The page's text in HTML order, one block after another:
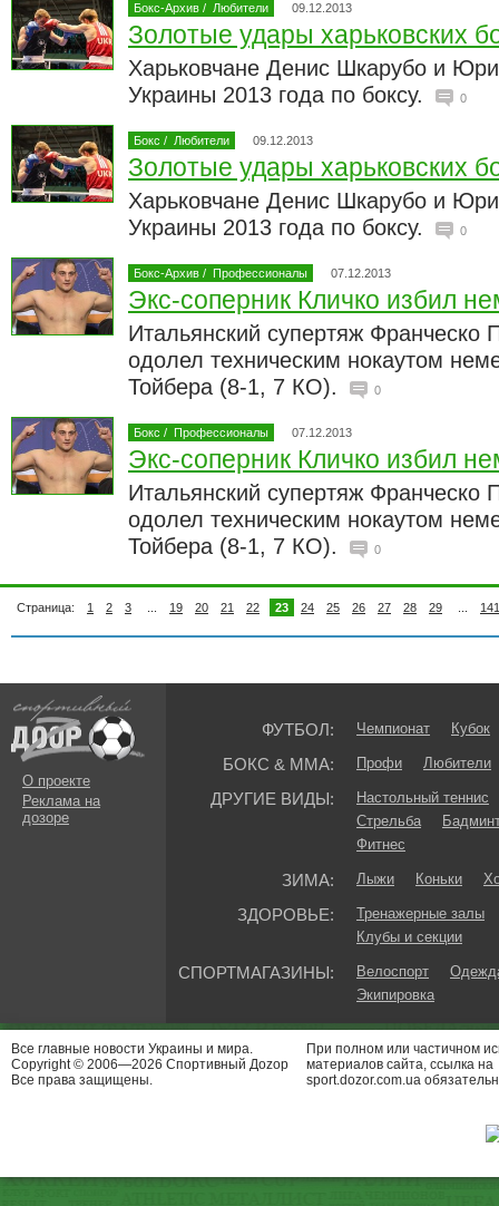
Бокс-Архив / Любители 09.12.2013
Золотые удары харьковских
Харьковчане Денис Шкарубо и
Украины 2013 года по боксу.
0
Бокс / Любители 09.12.2013
Золотые удары харьковских
Харьковчане Денис Шкарубо и
Украины 2013 года по боксу.
0
Бокс-Архив / Профессионалы 07.12.2013
Экс-соперник Кличко избил
Итальянский супертяж Франческо
одолел техническим нокаутом
Тойбера (8-1, 7 КО).
0
Бокс / Профессионалы 07.12.2013
Экс-соперник Кличко избил
Итальянский супертяж Франческо
одолел техническим нокаутом
Тойбера (8-1, 7 КО).
0
Страница: 1 2 3 19 20 21 22 23 24 25 26 27 28 29 141
О проекте
Реклама на
дозоре
ФУТБОЛ: Чемпионат Кубок
БОКС & ММА: Профи Любители
ДРУГИЕ ВИДЫ:
Настольный теннис
Стрельба
Фитнес
ЗИМА: Лыжи Коньки
ЗДОРОВЬЕ:
Тренажерные залы
Клубы и секции
СПОРТМАГАЗИНЫ: Велоспорт
Экипировка
Все главные новости Украины и мира.
Copyright © 2006—2026 Спортивный Доzор
Все права защищены.
При полном или частичном
материалов сайта, ссылка на
sport.dozor.com.ua